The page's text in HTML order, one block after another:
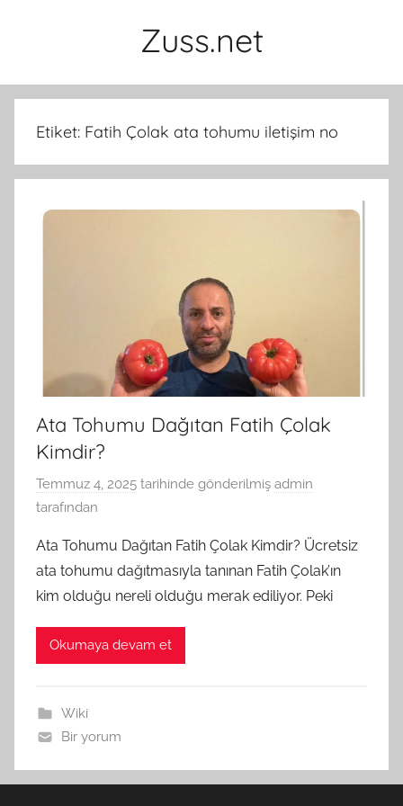
Zuss.net
Etiket: Fatih Çolak ata tohumu iletişim no
Ata Tohumu Dağıtan Fatih Çolak
Kimdir?
Temmuz 4, 2025 tarihinde gönderilmiş admin
tarafından
Ata Tohumu Dağıtan Fatih Çolak Kimdir? Ücretsiz
ata tohumu dağıtmasıyla tanınan Fatih Çolak’ın
kim olduğu nereli olduğu merak ediliyor. Peki
Okumaya devam et
Wiki
Bir yorum